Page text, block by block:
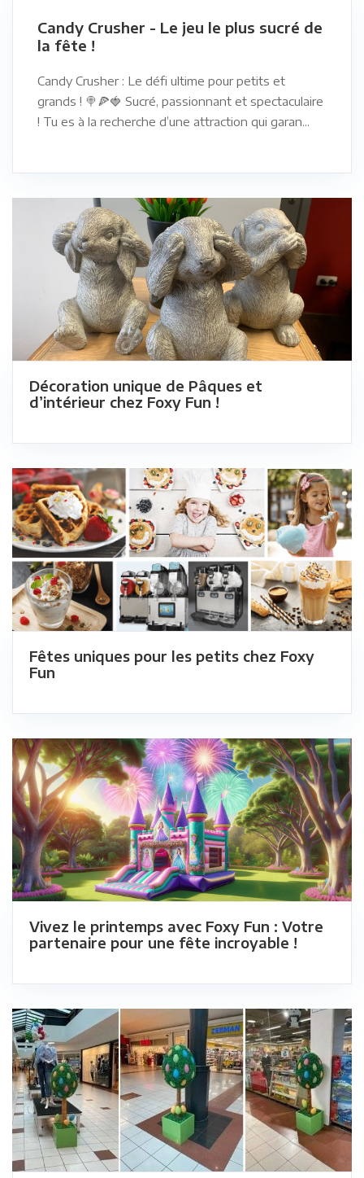
Candy Crusher - Le jeu le plus sucré de
la fête !
Candy Crusher : Le défi ultime pour petits et
grands ! 🍭🍕🍓 Sucré, passionnant et spectaculaire
! Tu es à la recherche d’une attraction qui garan...
Décoration unique de Pâques et
d’intérieur chez Foxy Fun !
Fêtes uniques pour les petits chez Foxy
Fun
Vivez le printemps avec Foxy Fun : Votre
partenaire pour une fête incroyable !